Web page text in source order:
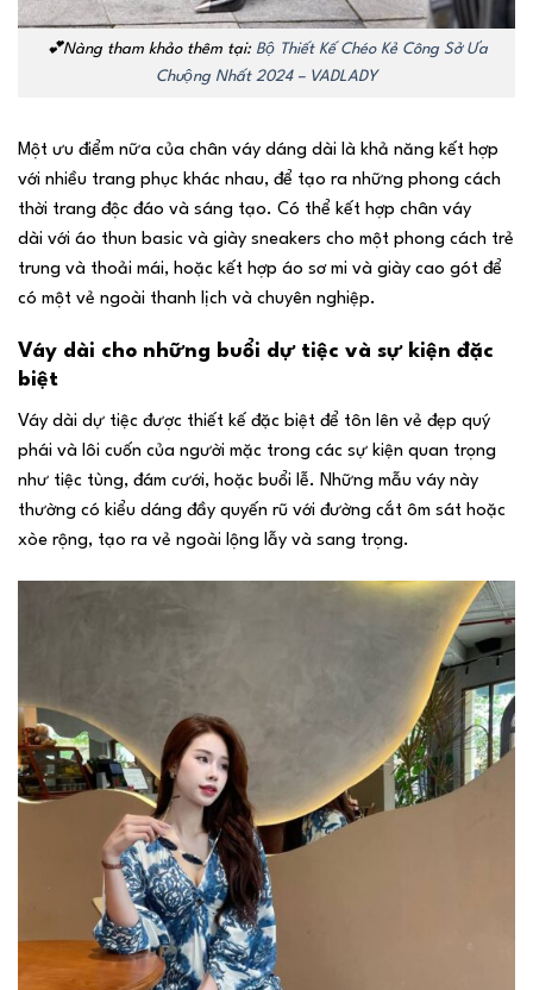
💕Nàng tham khảo thêm tại: Bộ Thiết Kế Chéo Kẻ Công Sở Ưa
Chuộng Nhất 2024 – VADLADY
Một ưu điểm nữa của chân váy dáng dài là khả năng kết hợp
với nhiều trang phục khác nhau, để tạo ra những phong cách
thời trang độc đáo và sáng tạo. Có thể kết hợp chân váy
dài với áo thun basic và giày sneakers cho một phong cách trẻ
trung và thoải mái, hoặc kết hợp áo sơ mi và giày cao gót để
có một vẻ ngoài thanh lịch và chuyên nghiệp.
Váy dài cho những buổi dự tiệc và sự kiện đặc
biệt
Váy dài dự tiệc được thiết kế đặc biệt để tôn lên vẻ đẹp quý
phái và lôi cuốn của người mặc trong các sự kiện quan trọng
như tiệc tùng, đám cưới, hoặc buổi lễ. Những mẫu váy này
thường có kiểu dáng đầy quyến rũ với đường cắt ôm sát hoặc
xòe rộng, tạo ra vẻ ngoài lộng lẫy và sang trọng.